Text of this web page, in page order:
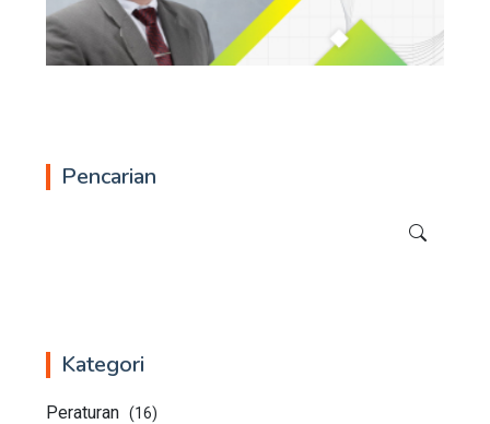
Pencarian
Kategori
Peraturan (16)